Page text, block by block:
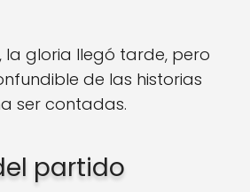
la gloria llegó tarde, pero
de las historias
ser contadas.
partido